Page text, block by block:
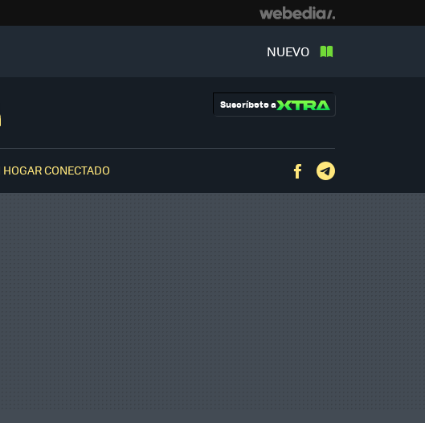
NUEVO
Suscríbete a
CONECTADO Facebook